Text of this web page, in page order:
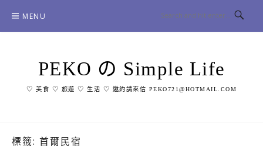
content
MENU
PEKO の Simple Life
♡ 美食 ♡ 旅遊 ♡ 生活 ♡ 邀約請來信 PEKO721@HOTMAIL.COM
標籤: 首爾民宿